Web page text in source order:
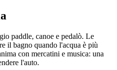
paddle, canoe e pedalò. Le
il bagno quando l'acqua è più
con mercatini e musica: una
l'auto.